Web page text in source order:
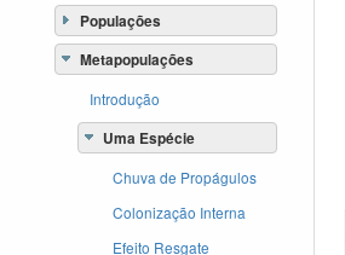
Populações
Metapopulações
Introdução
Uma Espécie
Chuva de Propágulos
Colonização Interna
Efeito Resgate